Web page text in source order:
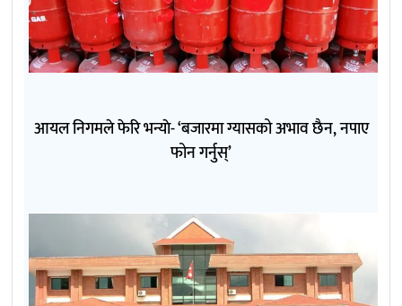
आयल निगमले फेरि भन्याे- ‘बजारमा ग्यासको अभाव छैन, नपाए
फोन गर्नुस्’